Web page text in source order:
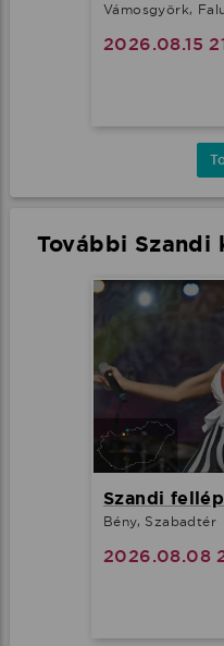
Vámosgyörk,
2026.08.15
További Szandi
Szandi
Bény, Szabadtér
2026.08.08